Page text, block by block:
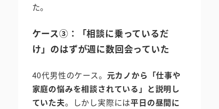
た。
ケース③：「相談に乗っているだ
け」のはずが週に数回会っていた
40代男性のケース。 元カノから「仕事や
家庭の悩みを相談されている」と説明し
ていた夫。しかし実際には平日の昼間に